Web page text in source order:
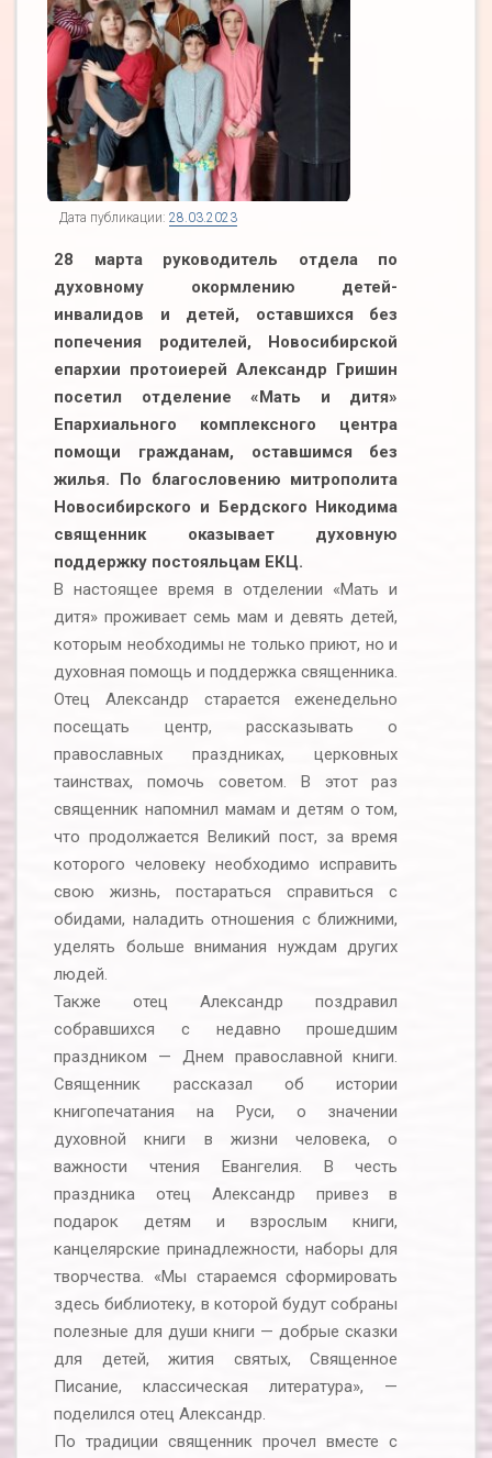
Дата публикации:28.03.2023
28 марта руководитель отдела по
духовному окормлению детей-
инвалидов и детей, оставшихся без
попечения родителей, Новосибирской
епархии протоиерей Александр Гришин
посетил отделение «Мать и дитя»
Епархиального комплексного центра
помощи гражданам, оставшимся без
жилья. По благословению митрополита
Новосибирского и Бердского Никодима
священник оказывает духовную
поддержку постояльцам ЕКЦ.
В настоящее время в отделении «Мать и
дитя» проживает семь мам и девять детей,
которым необходимы не только приют, но и
духовная помощь и поддержка священника.
Отец Александр старается еженедельно
посещать центр, рассказывать о
православных праздниках, церковных
таинствах, помочь советом. В этот раз
священник напомнил мамам и детям о том,
что продолжается Великий пост, за время
которого человеку необходимо исправить
свою жизнь, постараться справиться с
обидами, наладить отношения с ближними,
уделять больше внимания нуждам других
людей.
Также отец Александр поздравил
собравшихся с недавно прошедшим
праздником — Днем православной книги.
Священник рассказал об истории
книгопечатания на Руси, о значении
духовной книги в жизни человека, о
важности чтения Евангелия. В честь
праздника отец Александр привез в
подарок детям и взрослым книги,
канцелярские принадлежности, наборы для
творчества. «Мы стараемся сформировать
здесь библиотеку, в которой будут собраны
полезные для души книги — добрые сказки
для детей, жития святых, Священное
Писание, классическая литература», —
поделился отец Александр.
По традиции священник прочел вместе с